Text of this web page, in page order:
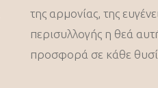
της αρμονίας, της
περισυλλογής η θεά
προσφορά σε κάθε